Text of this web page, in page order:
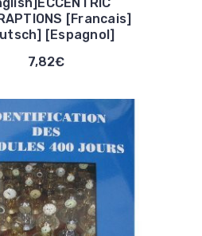
[Francais]
[Espagnol]
7,82€